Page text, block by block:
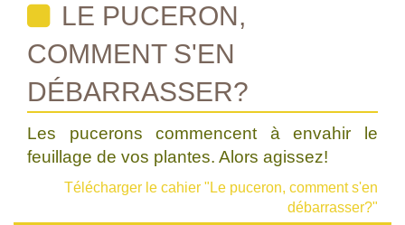
LE PUCERON,
COMMENT S'EN
DÉBARRASSER?
Les pucerons commencent à envahir le
feuillage de vos plantes. Alors agissez!
Télécharger le cahier "Le puceron, comment s'en
débarrasser?"